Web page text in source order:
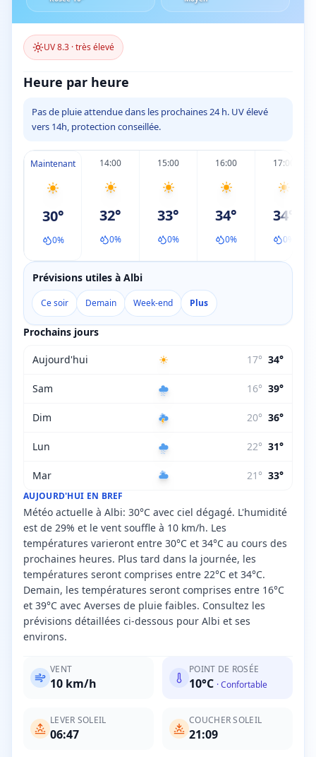
UV8.3 ·très élevé
AUJOURD'HUI EN BREF
Météo actuelle à Albi: 30°C avec ciel dégagé. L'humidité
est de 29% et le vent souffle à 10 km/h. Les
températures varieront entre 30°C et 34°C au cours des
prochaines heures. Plus tard dans la journée, les
températures seront comprises entre 22°C et 34°C.
Demain, les températures seront comprises entre 16°C
et 39°C avec Averses de pluie faibles. Consultez les
prévisions détaillées ci-dessous pour Albi et ses
environs.
VENT
10 km/h
POINT DE ROSÉE
10°C ·Confortable
LEVER SOLEIL
06:47
COUCHER SOLEIL
21:09
Heure par heure
Pas de pluie attendue dans les prochaines 24 h. UV élevé
vers 14h, protection conseillée.
Maintenant
30°
0%
14:00
32°
0%
15:00
33°
0%
16:00
34°
0%
17:00
34°
0
Prévisions utiles à Albi
Ce soir Demain Week-end Plus
Prochains jours
Aujourd'hui 17° 34°
Sam 16° 39°
Dim 20° 36°
Lun 22° 31°
Mar 21 ° 33°